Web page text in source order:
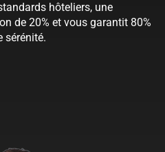
hôteliers, une
de 20% et vous garantit 80%
sérénité.